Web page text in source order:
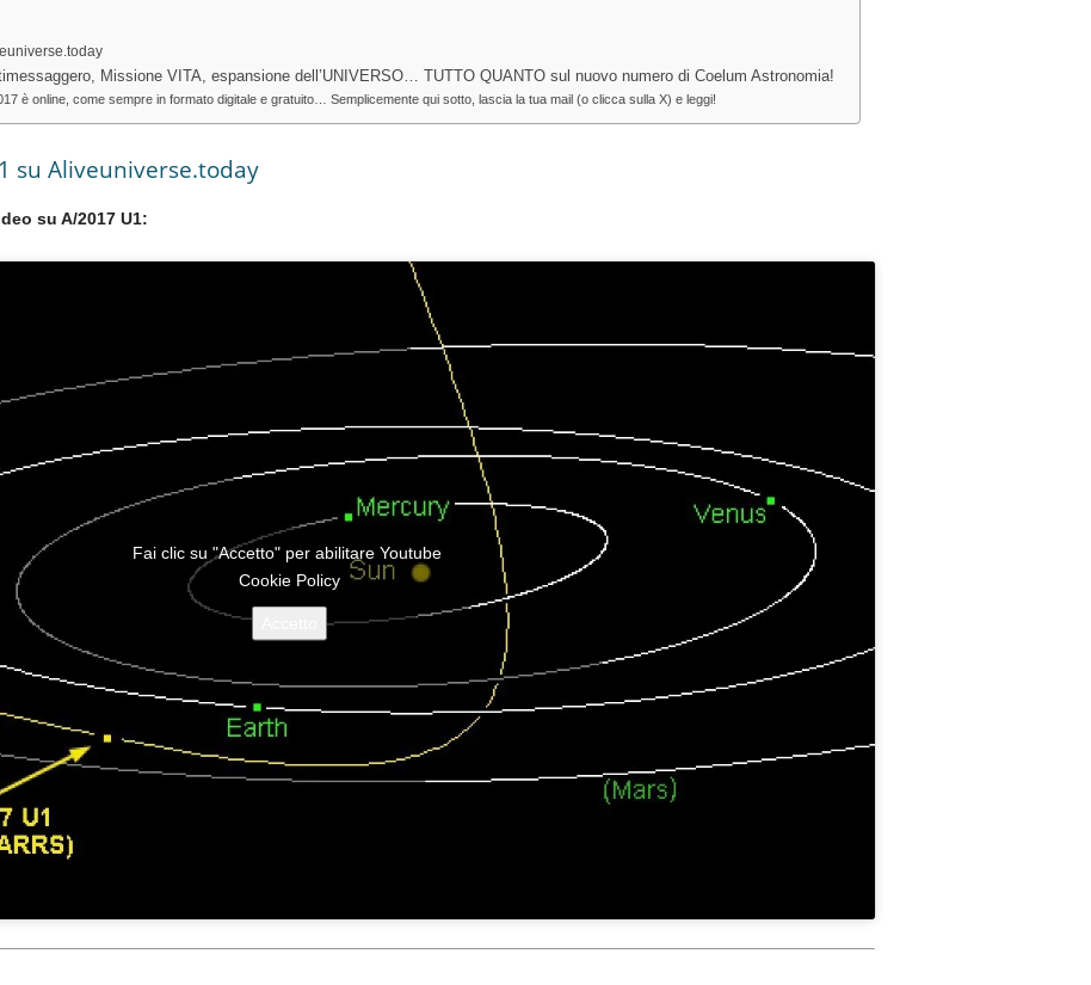
Missione VITA, espansione dell’UNIVERSO… TUTTO QUANTO sul nuovo numero di Coelum Astronomia!
è online, come sempre in formato digitale e gratuito… Semplicemente qui sotto, lascia la tua mail (o clicca sulla X) e leggi!
su Aliveuniverse.today
su A/2017 U1:
Fai clic su "Accetto" per abilitare Youtube
Cookie Policy